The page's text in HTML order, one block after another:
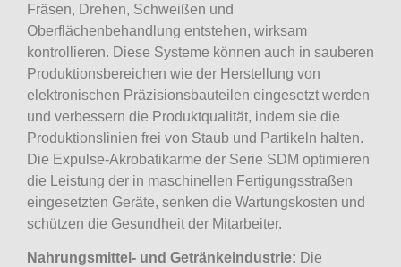
Fräsen, Drehen, Schweißen und
Oberflächenbehandlung entstehen, wirksam
kontrollieren. Diese Systeme können auch in sauberen
Produktionsbereichen wie der Herstellung von
elektronischen Präzisionsbauteilen eingesetzt werden
und verbessern die Produktqualität, indem sie die
Produktionslinien frei von Staub und Partikeln halten.
Die Expulse-Akrobatikarme der Serie SDM optimieren
die Leistung der in maschinellen Fertigungsstraßen
eingesetzten Geräte, senken die Wartungskosten und
schützen die Gesundheit der Mitarbeiter.
Nahrungsmittel- und Getränkeindustrie: Die